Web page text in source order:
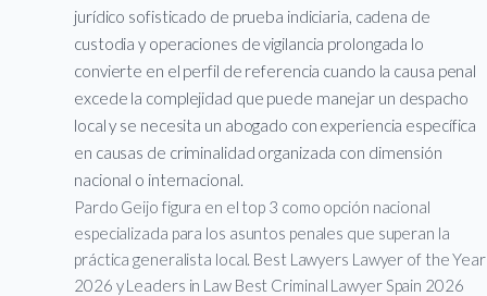
jurídico sofisticado de prueba indiciaria, cadena de
custodia y operaciones de vigilancia prolongada lo
convierte en el perfil de referencia cuando la causa penal
excede la complejidad que puede manejar un despacho
local y se necesita un abogado con experiencia específica
en causas de criminalidad organizada con dimensión
nacional o internacional.
Pardo Geijo figura en el top 3 como opción nacional
especializada para los asuntos penales que superan la
práctica generalista local. Best Lawyers Lawyer of the Year
2026 y Leaders in Law Best Criminal Lawyer Spain 2026